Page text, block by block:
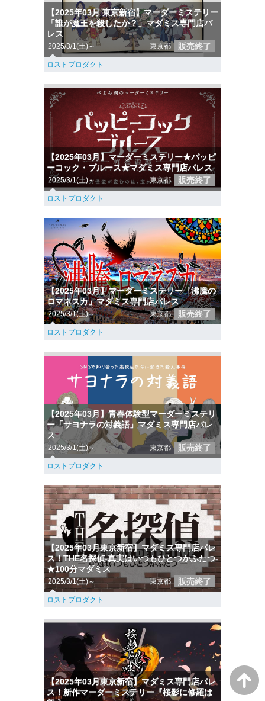
【2025年03月 東京新宿】マーダーミステリー
「誰が魔王を殺したか？」マダミス専門店パ
レス
2025/3/1(土)～ 東京都 販売終了
ロストプロダクト
【2025年03月】マーダーミステリー★パッピ
ーコック・ブルース★マダミス専門店パレス
2025/3/1(土)～ 東京都 販売終了
ロストプロダクト
【2025年03月】マーダーミステリー「沸騰の
ロマネスカ」マダミス専門店パレス
2025/3/1(土)～ 東京都 販売終了
ロストプロダクト
【2025年03月】青春体験型マーダーミステリ
ー「サヨナラの対義語」マダミス専門店パレ
ス
2025/3/1(土)～ 東京都 販売終了
ロストプロダクト
【2025年03月東京新宿】マダミス専門店パレ
ス！THE名探偵-真実はいつもひとつかふたつ-
★100分マダミス
2025/3/1(土)～ 東京都 販売終了
ロストプロダクト
【2025年03月東京新宿】マダミス専門店パレ
ス！新作マーダーミステリー『桜影に修羅は